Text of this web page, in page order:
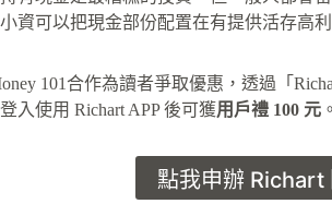
資可以把現金部份配置在有提供活存高
101合作為讀者爭取優惠，透過「
入使用 Richart APP 後可獲用戶禮 100 元
點我申辦 Richart